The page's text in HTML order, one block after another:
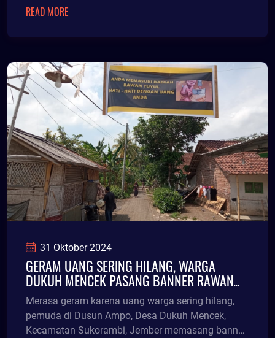
menjalani debat kan
READ MORE
31 Oktober 2024
GERAM UANG SERING HILANG, WARGA
DUKUH MENCEK PASANG BANNER RAWAN
TUYUL
Merasa geram karena uang warga sering hilang,
pemuda di Dusun Ampo, Desa Dukuh Mencek,
Kecamatan Sukorambi, Jember memasang banner